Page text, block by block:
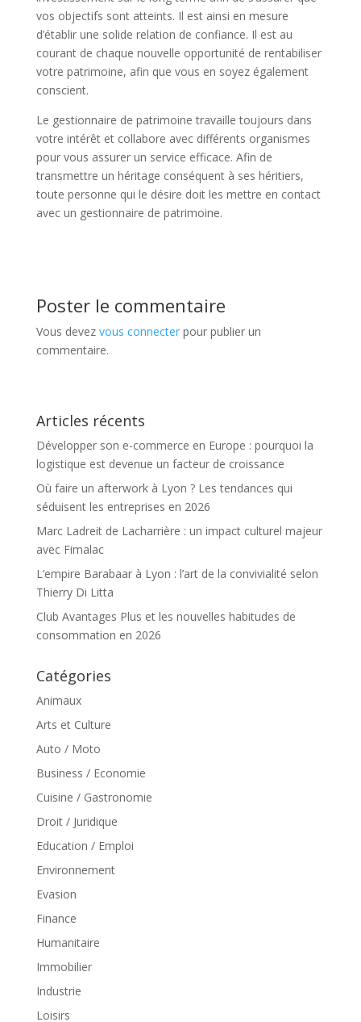
vos objectifs sont atteints. Il est ainsi en mesure
d’établir une solide relation de confiance. Il est au
courant de chaque nouvelle opportunité de rentabiliser
votre patrimoine, afin que vous en soyez également
conscient.
Le gestionnaire de patrimoine travaille toujours dans
votre intérêt et collabore avec différents organismes
pour vous assurer un service efficace. Afin de
transmettre un héritage conséquent à ses héritiers,
toute personne qui le désire doit les mettre en contact
avec un gestionnaire de patrimoine.
Poster le commentaire
Vous devez vous connecterpour publier un
commentaire.
Articles récents
Développer son e-commerce en Europe : pourquoi la
logistique est devenue un facteur de croissance
Où faire un afterwork à Lyon ? Les tendances qui
séduisent les entreprises en 2026
Marc Ladreit de Lacharrière : un impact culturel majeur
avec Fimalac
L’empire Barabaar à Lyon : l’art de la convivialité selon
Thierry Di Litta
Club Avantages Plus et les nouvelles habitudes de
consommation en 2026
Catégories
Animaux
Arts et Culture
Auto / Moto
Business / Economie
Cuisine / Gastronomie
Droit / Juridique
Education / Emploi
Environnement
Evasion
Finance
Humanitaire
Immobilier
Industrie
Loisirs